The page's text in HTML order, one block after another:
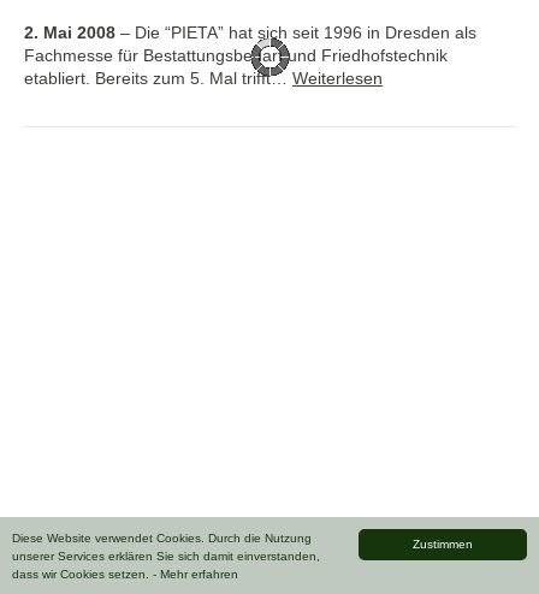
Zustimmen
Diese Website verwendet Cookies. Durch die Nutzung
unserer Services erklären Sie sich damit einverstanden,
dass wir Cookies setzen. - Mehr erfahren
2. Mai 2008 – Die “PIETA” hat sich seit 1996 in Dresden als
Fachmesse für Bestattungsbedarf und Friedhofstechnik
etabliert. Bereits zum 5. Mal trifft… Weiterlesen